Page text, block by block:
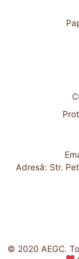
Adresă: Str.
© 2020 AEGC.